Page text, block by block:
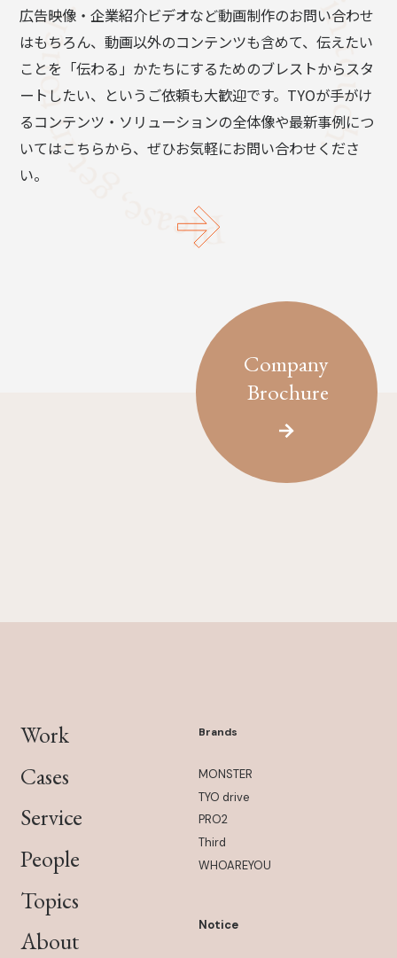
広告映像・企業紹介ビデオなど動画制作のお問い合わせ
はもちろん、動画以外のコンテンツも含めて、伝えたい
ことを「伝わる」かたちにするためのブレストからスタ
ートしたい、というご依頼も大歓迎です。TYOが手がけ
るコンテンツ・ソリューションの全体像や最新事例につ
いてはこちらから、ぜひお気軽にお問い合わせくださ
い。
Company
Brochure
Work
Cases
Service
People
Topics
About
Brands
MONSTER
TYO drive
PRO2
Third
WHOAREYOU
Notice